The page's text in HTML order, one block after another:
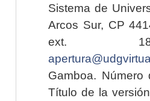
Sistema de
Arcos Sur, CP
ext.
Gamboa.
Título de la